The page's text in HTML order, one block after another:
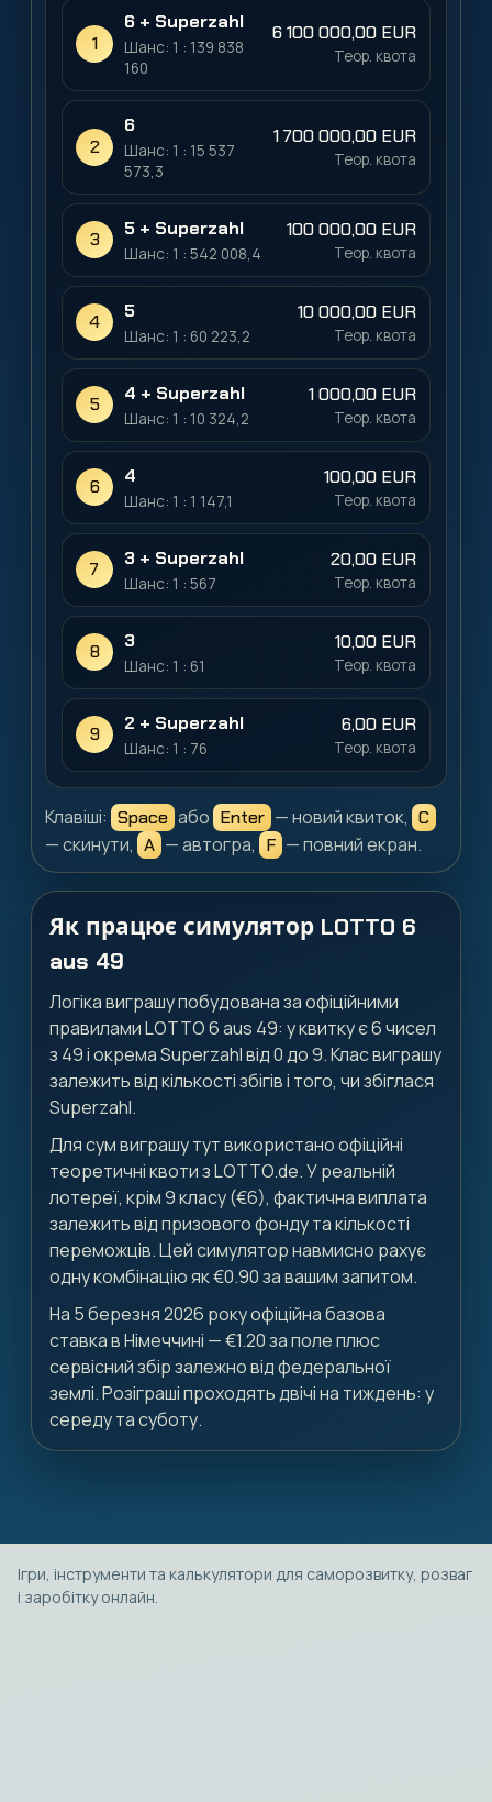
1
6 + Superzahl
Шанс: 1 : 139 838
160
6 100 000,00 EUR
Теор. квота
2
6
Шанс: 1 : 15 537
573,3
1 700 000,00 EUR
Теор. квота
3 5 + Superzahl
Шанс: 1 : 542 008,4
100 000,00 EUR
Теор. квота
4 5
Шанс: 1 : 60 223,2
10 000,00 EUR
Теор. квота
5 4 + Superzahl
Шанс: 1 : 10 324,2
1 000,00 EUR
Теор. квота
6 4
Шанс: 1 : 1 147,1
100,00 EUR
Теор. квота
7 3 + Superzahl
Шанс: 1 : 567
20,00 EUR
Теор. квота
8 3
Шанс: 1 : 61
10,00 EUR
Теор. квота
9 2 + Superzahl
Шанс: 1 : 76
6,00 EUR
Теор. квота
Клавіші: Space або Enter — новий квиток, C
— скинути, A — автогра, F — повний екран.
Як працює симулятор LOTTO 6
aus 49
Логіка виграшу побудована за офіційними
правилами LOTTO 6 aus 49: у квитку є 6 чисел
з 49 і окрема Superzahl від 0 до 9. Клас виграшу
залежить від кількості збігів і того, чи збіглася
Superzahl.
Для сум виграшу тут використано офіційні
теоретичні квоти з LOTTO.de. У реальній
лотереї, крім 9 класу (€6), фактична виплата
залежить від призового фонду та кількості
переможців. Цей симулятор навмисно рахує
одну комбінацію як €0.90 за вашим запитом.
На 5 березня 2026 року офіційна базова
ставка в Німеччині — €1.20 за поле плюс
сервісний збір залежно від федеральної
землі. Розіграші проходять двічі на тиждень: у
середу та суботу.
Ігри, інструменти та калькулятори для саморозвитку, розваг
і заробітку онлайн.